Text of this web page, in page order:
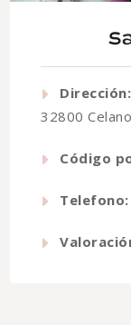
Dirección:
32800
Código
Telefono: